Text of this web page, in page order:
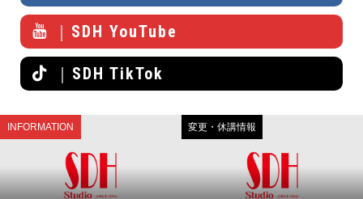
｜SDH YouTube
｜SDH TikTok
INFORMATION 変更・休講情報